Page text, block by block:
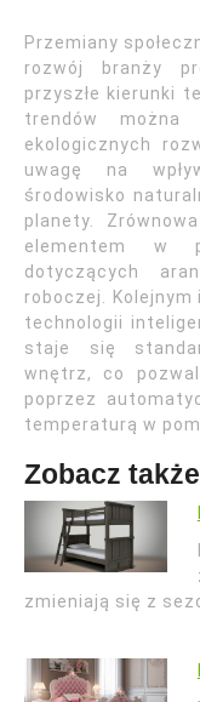
Przemiany
rozwój branży
przyszłe kierunki
trendów można
ekologicznych
uwagę na
środowisko
planety.
elementem w
dotyczących
roboczej.
technologii
staje się
wnętrz, co
poprzez
temperaturą w
Zobacz także
zmieniają się z